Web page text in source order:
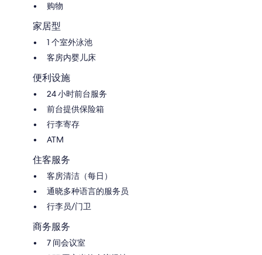
购物
家居型
1 个室外泳池
客房内婴儿床
便利设施
24 小时前台服务
前台提供保险箱
行李寄存
ATM
住客服务
客房清洁（每日）
通晓多种语言的服务员
行李员/门卫
商务服务
7 间会议室